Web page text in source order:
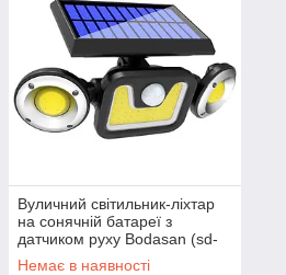
Вуличний світильник-ліхтар
на сонячній батареї з
датчиком руху Bodasan (sd-
sse98)
Немає в наявності